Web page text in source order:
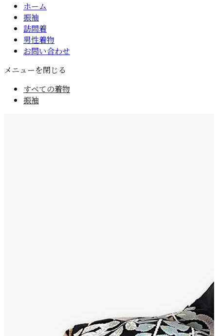
ホーム
振袖
訪問着
男性着物
お問い合わせ
メニューを閉じる
すべての着物
振袖